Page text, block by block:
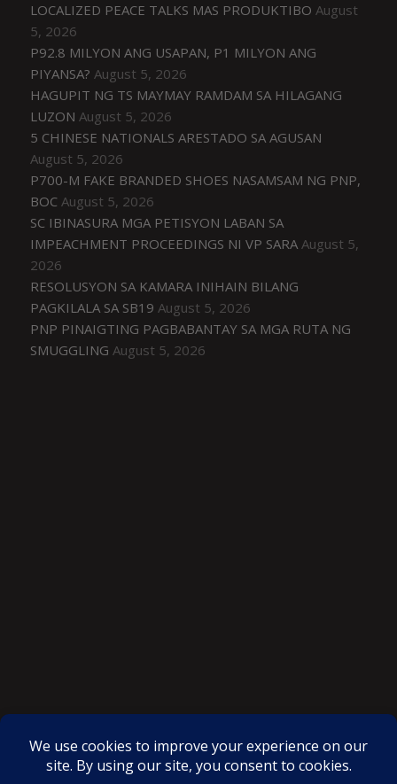
LOCALIZED PEACE TALKS MAS PRODUKTIBO August
5, 2026
P92.8 MILYON ANG USAPAN, P1 MILYON ANG
PIYANSA? August 5, 2026
HAGUPIT NG TS MAYMAY RAMDAM SA HILAGANG
LUZON August 5, 2026
5 CHINESE NATIONALS ARESTADO SA AGUSAN
August 5, 2026
P700-M FAKE BRANDED SHOES NASAMSAM NG PNP,
BOC August 5, 2026
SC IBINASURA MGA PETISYON LABAN SA
IMPEACHMENT PROCEEDINGS NI VP SARA August 5,
2026
RESOLUSYON SA KAMARA INIHAIN BILANG
PAGKILALA SA SB19 August 5, 2026
PNP PINAIGTING PAGBABANTAY SA MGA RUTA NG
SMUGGLING August 5, 2026